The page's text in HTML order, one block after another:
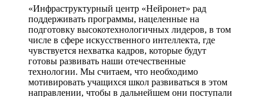
«Инфраструктурный центр «Нейронет» рад
поддерживать программы, нацеленные на
подготовку высокотехнологичных лидеров, в том
числе в сфере искусственного интеллекта, где
чувствуется нехватка кадров, которые будут
готовы развивать наши отечественные
технологии. Мы считаем, что необходимо
мотивировать учащихся школ развиваться в этом
направлении, чтобы в дальнейшем они поступали